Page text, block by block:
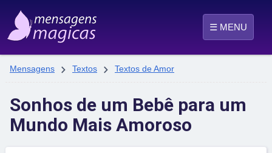
☰ MENU
Mensagens  Textos  Textos de Amor
Sonhos de um Bebê para um
Mundo Mais Amoroso